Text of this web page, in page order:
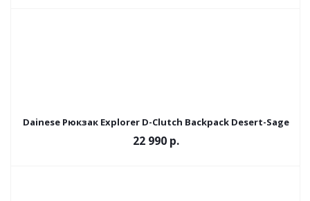
Dainese Рюкзак Explorer D-Clutch Backpack Desert-Sage
22 990р.